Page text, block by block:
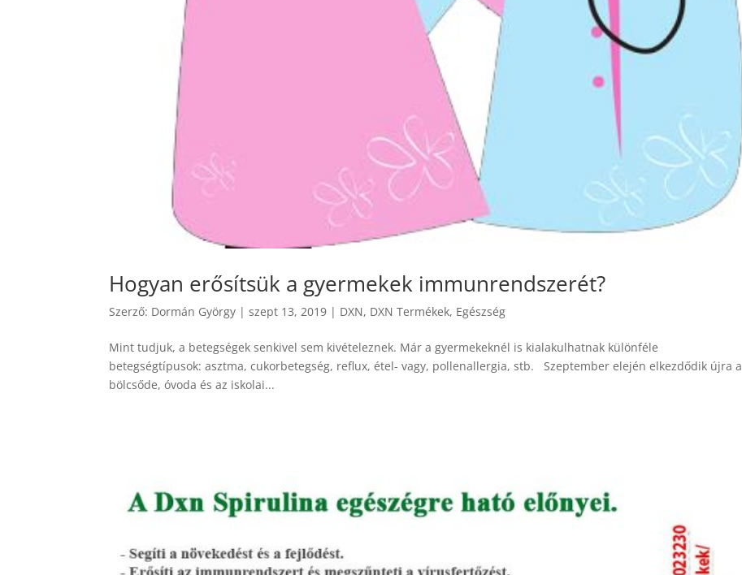
Hogyan erősítsük a gyermekek immunrendszerét?
Szerző: Dormán György |szept 13, 2019 | DXN, DXN Termékek, Egészség
Mint tudjuk, a betegségek senkivel sem kivételeznek. Már a gyermekeknél is kialakulhatnak különféle
betegségtípusok: asztma, cukorbetegség, reflux, étel- vagy, pollenallergia, stb. Szeptember elején elkezdődik újra a
bölcsőde, óvoda és az iskolai...